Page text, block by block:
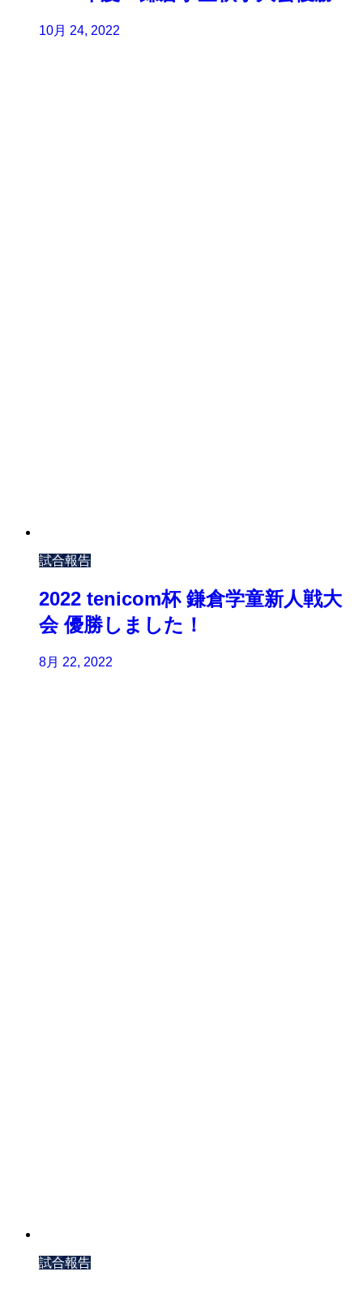
10月 24, 2022
試合報告
2022 tenicom杯 鎌倉学童新人戦大
会 優勝しました！
8月 22, 2022
試合報告